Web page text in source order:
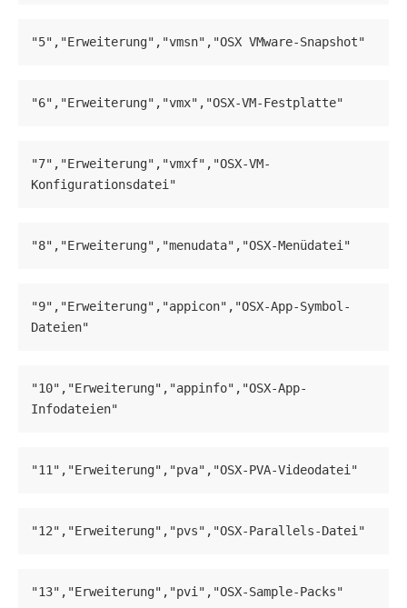
"5","Erweiterung","vmsn","OSX VMware-Snapshot"
"6","Erweiterung","vmx","OSX-VM-Festplatte"
"7","Erweiterung","vmxf","OSX-VM-
Konfigurationsdatei"
"8","Erweiterung","menudata","OSX-Menüdatei"
"9","Erweiterung","appicon","OSX-App-Symbol-
Dateien"
"10","Erweiterung","appinfo","OSX-App-
Infodateien"
"11","Erweiterung","pva","OSX-PVA-Videodatei"
"12","Erweiterung","pvs","OSX-Parallels-Datei"
"13","Erweiterung","pvi","OSX-Sample-Packs"